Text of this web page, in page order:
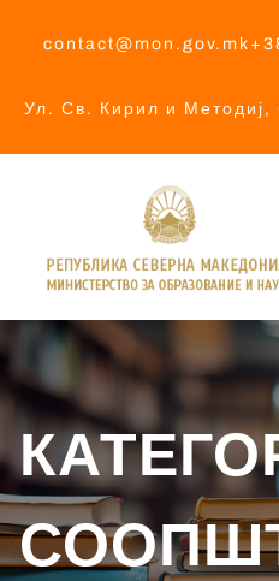
contact@mon.gov.mk
Ул. Св. Кирил и Методиј,